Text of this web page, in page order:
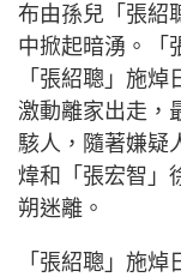
布由孫兒「張紹
中掀起暗湧。「
「張紹聰」施
激動離家出走，
駭人，隨著嫌疑
煒和「張宏智」
朔迷離。
「張紹聰」施